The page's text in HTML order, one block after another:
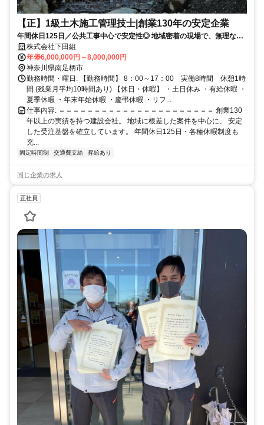
【正】1級土木施工管理技士|創業130年の安定企業
年間休日125日／公共工事中心で安定性◎ 地域密着の現場で、無理なく
長く働ける環境です！
株式会社下田組
年俸6,000,000円～8,000,000円
神奈川県南足柄市
勤務時間・曜日: 【勤務時間】 8：00～17：00 実働8時間 休憩1時
間 (残業月平均10時間あり) 【休日・休暇】 ・土日休み ・有給休暇 ・
夏季休暇 ・年末年始休暇 ・慶弔休暇 ・リフ...
仕事内容: ＝＝＝＝＝＝＝＝＝＝＝＝＝＝＝＝＝＝＝＝＝＝ 創業130
年以上の実績を持つ建設会社。 地域に根差した案件を中心に、 安定
した受注基盤を確立しています。 年間休日125日・各種休暇制度も
充...
固定時間制 交通費支給 昇給あり
同じ企業の求人
正社員